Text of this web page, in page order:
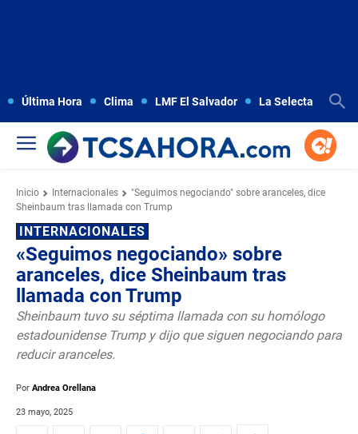
Última Hora Clima LMF El Salvador La Selecta
Inicio Internacionales
"Seguimos negociando" sobre aranceles, dice
Sheinbaum tras llamada con Trump
INTERNACIONALES
«Seguimos negociando» sobre
aranceles, dice Sheinbaum tras
llamada con Trump
Sheinbaum tuvo su séptima llamada con su homólogo
estadounidense Trump y dijo que siguen negociando para
reducir aranceles.
Por Andrea Orellana
23 mayo, 2025